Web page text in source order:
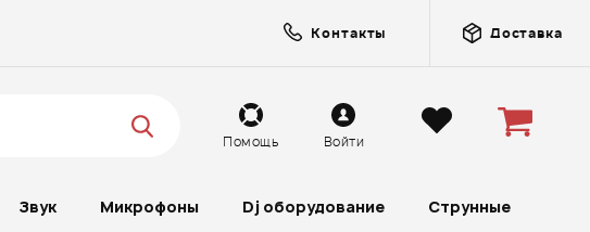
Контакты Доставка
Помощь Войти
Звук Микрофоны Dj оборудование Струнные